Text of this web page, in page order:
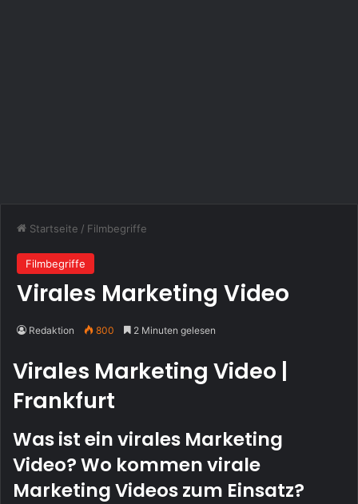
Startseite / Filmbegriffe
Filmbegriffe
Virales Marketing Video
Redaktion 800 2 Minuten gelesen
Virales Marketing Video |
Frankfurt
Was ist ein virales Marketing
Video? Wo kommen virale
Marketing Videos zum Einsatz?